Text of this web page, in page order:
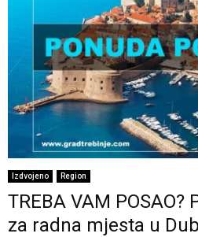
Izdvojeno Region
TREBA VAM
za radna mjesta u